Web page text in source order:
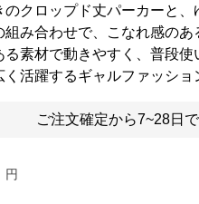
のクロップド丈パーカーと、
組み合わせで、こなれ感のあ
る素材で動きやすく、普段
く活躍するギャルファッショ
ご注文確定から7~28日
円